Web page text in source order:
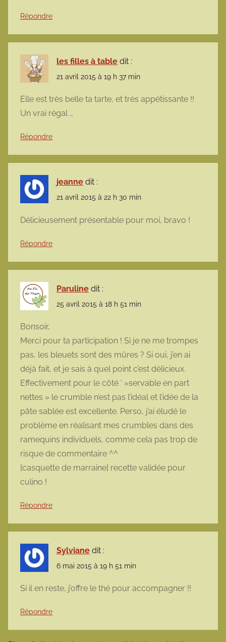
Répondre
les filles à table dit :
21 avril 2015 à 19 h 37 min
Elle est très belle ta tarte, et très appétissante !!
Un vrai régal …
Répondre
jeanne dit :
21 avril 2015 à 22 h 30 min
Délicieusement présentable pour moi, bravo !
Répondre
Paruline dit :
25 avril 2015 à 18 h 51 min
Bonsoir,
Merci pour ta participation ! Si je ne me trompes
pas, les bleuets sont des mûres ? Si oui, j’en ai
déjà fait, et je sais à quel point c’est délicieux.
Effectivement pour le côté ‘ »servable en part
nettes » le crumble n’est pas l’idéal et l’idée de la
pâte sablée est excellente. Perso, j’ai éludé le
problème en réalisant mes crumbles dans des
ramequins individuels, comme cela pas trop de
risque de commentaire ^^
[casquette de marraine] recette validée pour
culino !
Répondre
Sylviane dit :
6 mai 2015 à 19 h 51 min
Si il en reste, j’offre le thé pour accompagner !!
Répondre